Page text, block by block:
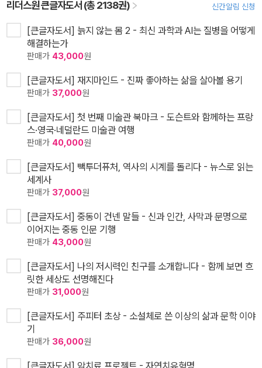
리더스원 큰글자도서 (총 2138권) 신간알림 신청
[큰글자도서] 늙지 않는 몸 2 - 최신 과학과 AI는 질병을 어떻게
해결하는가
판매가 43,000원
[큰글자도서] 재지마인드 - 진짜 좋아하는 삶을 살아볼 용기
판매가 37,000원
[큰글자도서] 첫 번째 미술관 북마크 - 도슨트와 함께하는 프랑
스·영국·네덜란드 미술관 여행
판매가 40,000원
[큰글자도서] 빽투더퓨처, 역사의 시계를 돌리다 - 뉴스로 읽는
세계사
판매가 37,000원
[큰글자도서] 중동이 건넨 말들 - 신과 인간, 사막과 문명으로
이어지는 중동 인문 기행
판매가 43,000원
[큰글자도서] 나의 저시력인 친구를 소개합니다 - 함께 보면 흐
릿한 세상도 선명해진다
판매가 31,000원
[큰글자도서] 주피터 초상 - 소설체로 쓴 이상의 삶과 문학 이야
기
판매가 36,000원